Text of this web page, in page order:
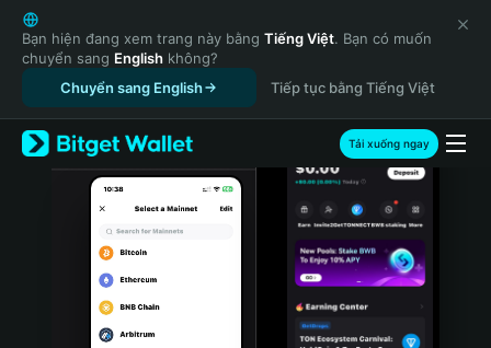
English
日本語
Tiếng Việt
Русский
Español (Latinoamérica)
Türkçe
Italiano
Português (Portugal)
Bahasa Indonesia
Bạn hiện đang xem trang này bằng Tiếng Việt. Bạn có muốn
chuyển sang English không?
Chuyển sang English
Tiếp tục bằng Tiếng Việt
Tải xuống ngay